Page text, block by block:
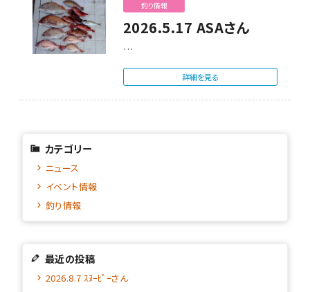
釣り情報
2026.5.17 ASAさん
…
詳細を見る
カテゴリー
ニュース
イベント情報
釣り情報
最近の投稿
2026.8.7 ｽﾇｰﾋﾟｰさん